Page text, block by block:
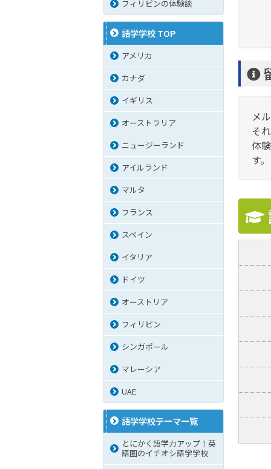
メ
そ
体
す。
フィリピンの体験談
語学学校 TOP
アメリカ
カナダ
イギリス
オーストラリア
ニュージーランド
アイルランド
マルタ
フランス
スペイン
イタリア
ドイツ
オーストリア
フィリピン
シンガポール
マレーシア
UAE
語学学校テーマ一覧
とにかく語学力アップ！英
語圏のイチオシ語学学校